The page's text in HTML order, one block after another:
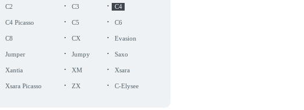
C2 · C3 · C4
C4 Picasso · C5 · C6
C8 · CX · Evasion
Jumper · Jumpy · Saxo
Xantia · XM · Xsara
Xsara Picasso · ZX · C-Elysee